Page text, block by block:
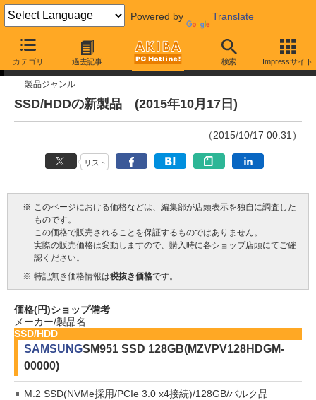
Powered by Translate
カテゴリ 過去記事 検索 Impressサイト
今週見つけた新製品
製品ジャンル
SSD/HDDの新製品 (2015年10月17日)
（2015/10/17 00:31）
リスト
※ このページにおける価格などは、編集部が店頭表示を独自に調査した
ものです。
この価格で販売されることを保証するものではありません。
実際の販売価格は変動しますので、購入時に各ショップ店頭にてご確
認ください。
※ 特記無き価格情報は税抜き価格です。
価格(円)ショップ備考
メーカー/製品名
SSD/HDD
SAMSUNGSM951 SSD 128GB(MZVPV128HDGM-
00000)
M.2 SSD(NVMe採用/PCIe 3.0 x4接続)/128GB/バルク品